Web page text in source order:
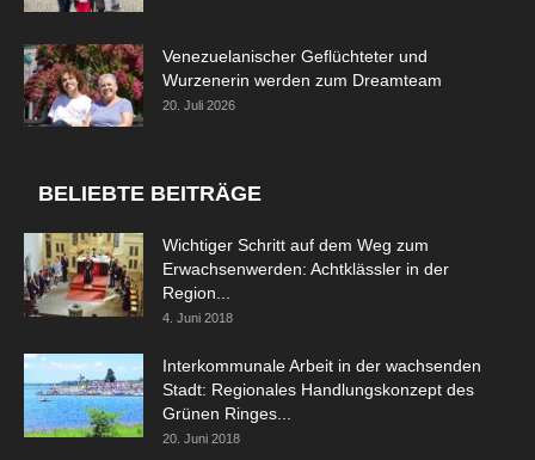
Venezuelanischer Geflüchteter und
Wurzenerin werden zum Dreamteam
20. Juli 2026
BELIEBTE BEITRÄGE
Wichtiger Schritt auf dem Weg zum
Erwachsenwerden: Achtklässler in der
Region...
4. Juni 2018
Interkommunale Arbeit in der wachsenden
Stadt: Regionales Handlungskonzept des
Grünen Ringes...
20. Juni 2018